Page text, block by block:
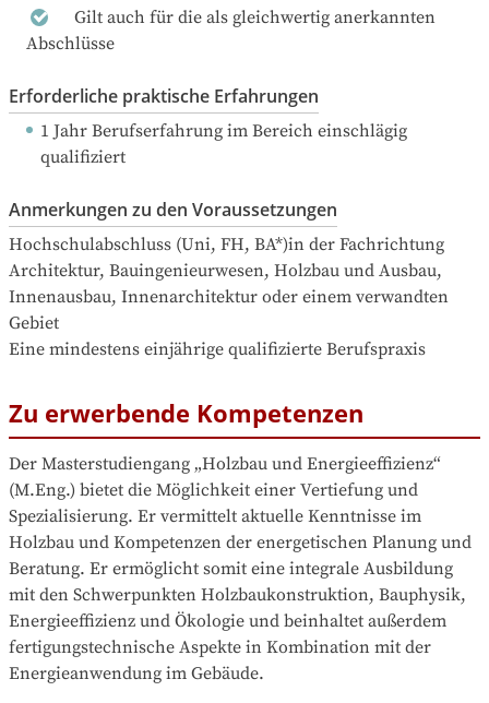
Gilt auch für die als gleichwertig anerkannten
Abschlüsse
Erforderliche praktische Erfahrungen
1 Jahr Berufserfahrung im Bereich einschlägig
qualifiziert
Anmerkungen zu den Voraussetzungen
Hochschulabschluss (Uni, FH, BA*)in der Fachrichtung
Architektur, Bauingenieurwesen, Holzbau und Ausbau,
Innenausbau, Innenarchitektur oder einem verwandten
Gebiet
Eine mindestens einjährige qualifizierte Berufspraxis
Zu erwerbende Kompetenzen
Der Masterstudiengang „Holzbau und Energieeffizienz“
(M.Eng.) bietet die Möglichkeit einer Vertiefung und
Spezialisierung. Er vermittelt aktuelle Kenntnisse im
Holzbau und Kompetenzen der energetischen Planung und
Beratung. Er ermöglicht somit eine integrale Ausbildung
mit den Schwerpunkten Holzbaukonstruktion, Bauphysik,
Energieeffizienz und Ökologie und beinhaltet außerdem
fertigungstechnische Aspekte in Kombination mit der
Energieanwendung im Gebäude.